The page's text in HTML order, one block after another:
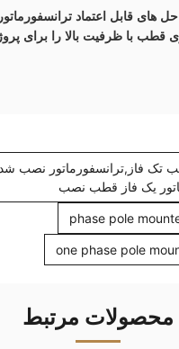
حل های قابل اعتماد
قطب با ظرفیت بالا را برای
تک فاز,ترانسفورماتور نصب
یک فاز قطب نصب
one phase pole
محصولات مرتبط